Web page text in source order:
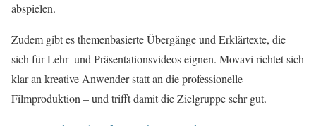
abspielen.
Zudem gibt es themenbasierte Übergänge und Erklärtexte, die
sich für Lehr- und Präsentationsvideos eignen. Movavi richtet sich
klar an kreative Anwender statt an die professionelle
Filmproduktion – und trifft damit die Zielgruppe sehr gut.